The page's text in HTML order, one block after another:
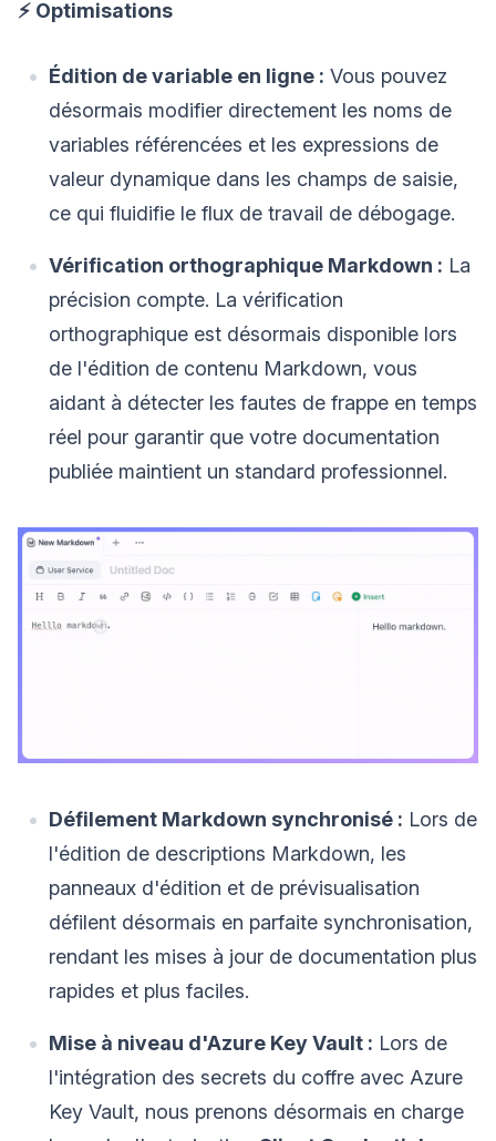
⚡️ Optimisations
Édition de variable en ligne : Vous pouvez
désormais modifier directement les noms de
variables référencées et les expressions de
valeur dynamique dans les champs de saisie,
ce qui fluidifie le flux de travail de débogage.
Vérification orthographique Markdown : La
précision compte. La vérification
orthographique est désormais disponible lors
de l'édition de contenu Markdown, vous
aidant à détecter les fautes de frappe en temps
réel pour garantir que votre documentation
publiée maintient un standard professionnel.
Défilement Markdown synchronisé : Lors de
l'édition de descriptions Markdown, les
panneaux d'édition et de prévisualisation
défilent désormais en parfaite synchronisation,
rendant les mises à jour de documentation plus
rapides et plus faciles.
Mise à niveau d'Azure Key Vault : Lors de
l'intégration des secrets du coffre avec Azure
Key Vault, nous prenons désormais en charge